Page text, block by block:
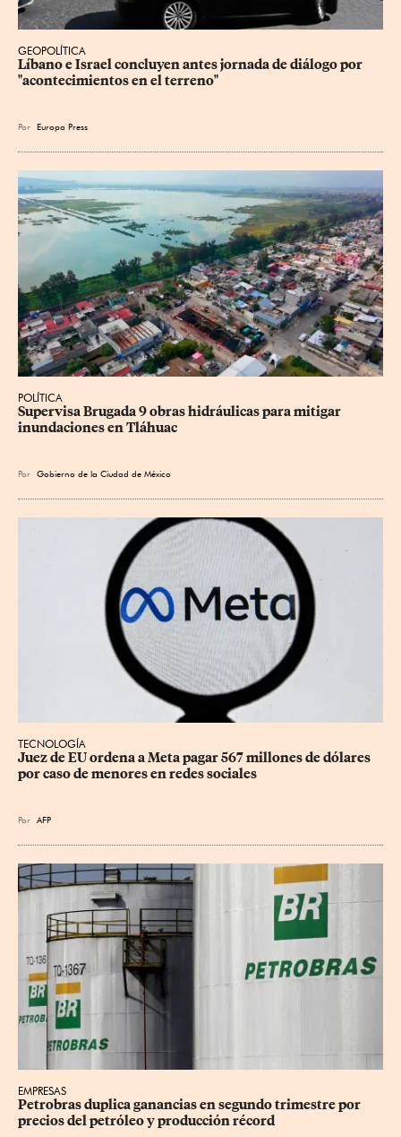
GEOPOLÍTICA
Líbano e Israel concluyen antes jornada de diálogo por
"acontecimientos en el terreno"
Por Europa Press
POLÍTICA
Supervisa Brugada 9 obras hidráulicas para mitigar
inundaciones en Tláhuac
Por Gobierno de la Ciudad de México
TECNOLOGÍA
Juez de EU ordena a Meta pagar 567 millones de dólares
por caso de menores en redes sociales
Por AFP
EMPRESAS
Petrobras duplica ganancias en segundo trimestre por
precios del petróleo y producción récord